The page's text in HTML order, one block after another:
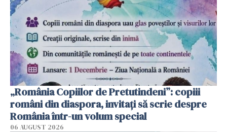
„România Copiilor de Pretutindeni”: copiii
români din diaspora, invitați să scrie despre
România într-un volum special
06 AUGUST 2026